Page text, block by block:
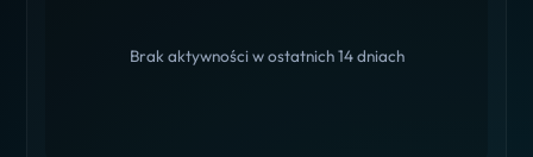
Brak aktywności w ostatnich 14 dniach